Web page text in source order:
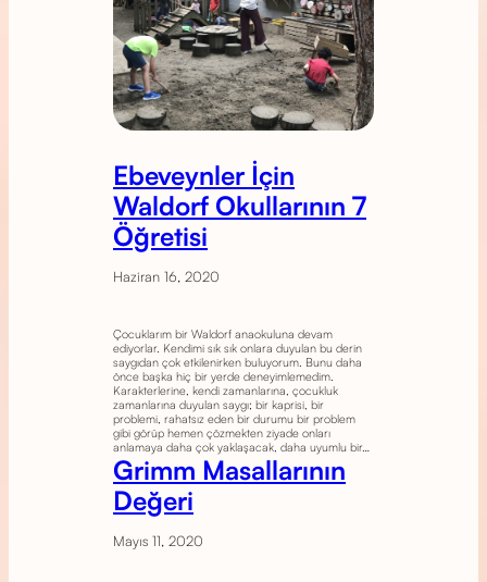
Ebeveynler İçin
Waldorf Okullarının 7
Öğretisi
Haziran 16, 2020
Çocuklarım bir Waldorf anaokuluna devam
ediyorlar. Kendimi sık sık onlara duyulan bu derin
saygıdan çok etkilenirken buluyorum. Bunu daha
önce başka hiç bir yerde deneyimlemedim.
Karakterlerine, kendi zamanlarına, çocukluk
zamanlarına duyulan saygı; bir kaprisi, bir
problemi, rahatsız eden bir durumu bir problem
gibi görüp hemen çözmekten ziyade onları
anlamaya daha çok yaklaşacak, daha uyumlu bir…
Grimm Masallarının
Değeri
Mayıs 11, 2020